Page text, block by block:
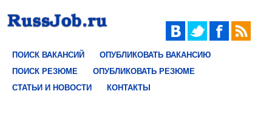
ПОИСК ВАКАНСИЙ
ОПУБЛИКОВАТЬ ВАКАНСИЮ
ПОИСК РЕЗЮМЕ
ОПУБЛИКОВАТЬ РЕЗЮМЕ
СТАТЬИ И НОВОСТИ
КОНТАКТЫ